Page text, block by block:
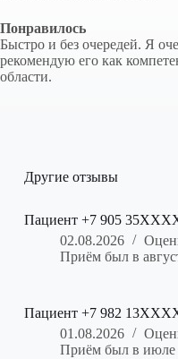
Понравилось
Быстро и без очередей. Я
рекомендую его как
области.
Другие отзывы
Пациент +7 905
02.08.2026
Приём был в
Пациент +7 982
01.08.2026
Приём был в июле